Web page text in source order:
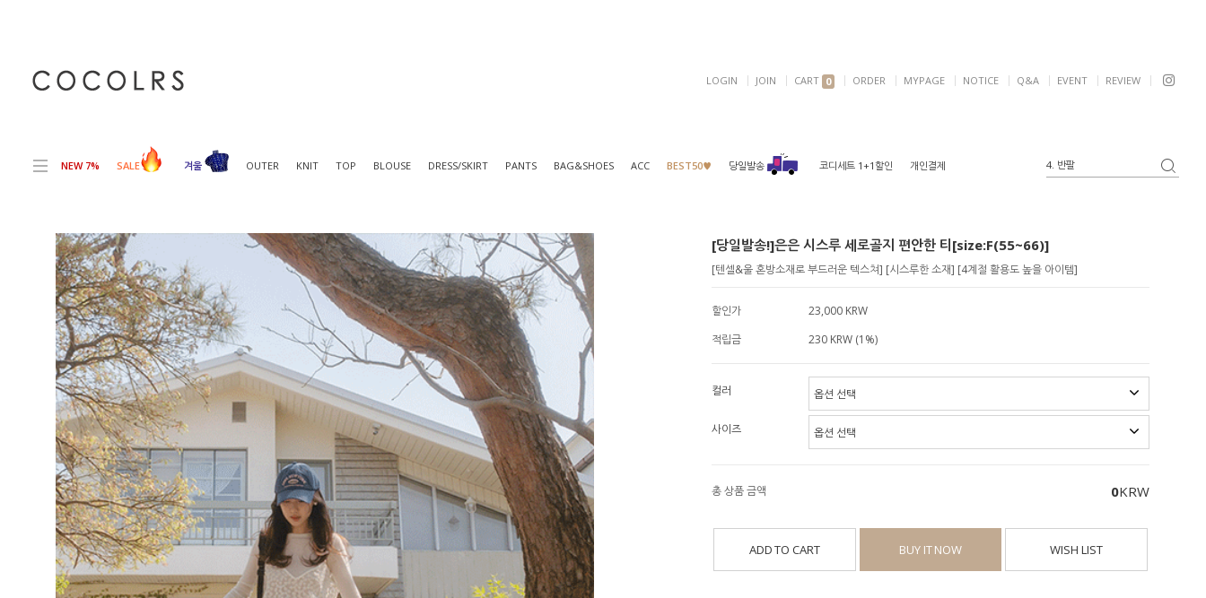
NOTICE Q&A EVENT REVIEW
LOGIN JOIN CART 0 ORDER MYPAGE
NEW 7% SALE 겨울 OUTER KNIT TOP BLOUSE DRESS/SKIRT PANTS BAG&SHOES ACC BEST50♥ 당일발송 코디세트 1+1할인 개인결제
4. 반팔
3. 블라우스
[당일발송!]은은 시스루 세로골지 편안한 티[size:F(55~66)]
[텐셀&울 혼방소재로 부드러운 텍스쳐] [시스루한 소재] [4계절 활용도 높을 아이템]
할인가
23,000 KRW
적립금
230 KRW (1%)
컬러
사이즈
총 상품 금액 0KRW
ADD TO CART BUY IT NOW WISH LIST